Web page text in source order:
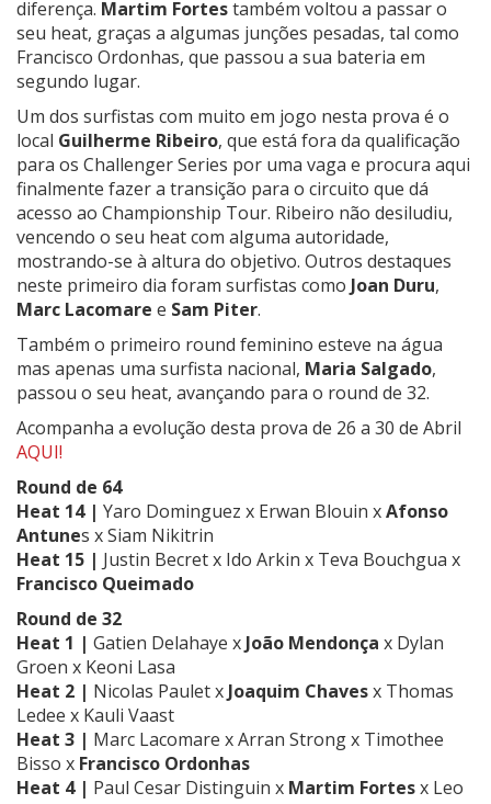
diferença. Martim Fortestambém voltou a passar o
seu heat, graças a algumas junções pesadas, tal como
Francisco Ordonhas, que passou a sua bateria em
segundo lugar.
Um dos surfistas com muito em jogo nesta prova é o
local Guilherme Ribeiro, que está fora da qualificação
para os Challenger Series por uma vaga e procura aqui
finalmente fazer a transição para o circuito que dá
acesso ao Championship Tour. Ribeiro não desiludiu,
vencendo o seu heat com alguma autoridade,
mostrando-se à altura do objetivo. Outros destaques
neste primeiro dia foram surfistas como Joan Duru,
Marc Lacomare e Sam Piter.
Também o primeiro round feminino esteve na água
mas apenas uma surfista nacional, Maria Salgado,
passou o seu heat, avançando para o round de 32.
Acompanha a evolução desta prova de 26 a 30 de Abril
AQUI!
Round de 64
Heat 14 | Yaro Dominguez x Erwan Blouin xAfonso
Antunes x Siam Nikitrin
Heat 15 | Justin Becret x Ido Arkin x Teva Bouchgua x
Francisco Queimado
Round de 32
Heat 1 | Gatien Delahaye x João Mendonça x Dylan
Groen x Keoni Lasa
Heat 2 | Nicolas Paulet x Joaquim Chavesx Thomas
Ledee x Kauli Vaast
Heat 3 | Marc Lacomare x Arran Strong x Timothee
Bisso x Francisco Ordonhas
Heat 4 | Paul Cesar Distinguin x Martim Fortesx Leo